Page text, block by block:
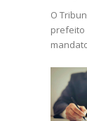
O
prefeito